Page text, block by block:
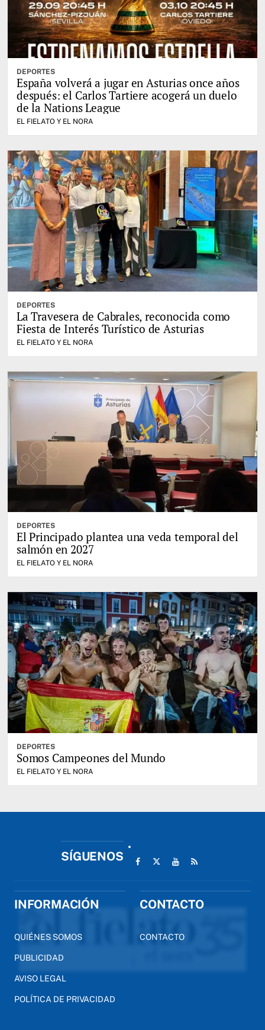
DEPORTES
España volverá a jugar en Asturias once años
después: el Carlos Tartiere acogerá un duelo
de la Nations League
EL FIELATO Y EL NORA
DEPORTES
La Travesera de Cabrales, reconocida como
Fiesta de Interés Turístico de Asturias
EL FIELATO Y EL NORA
DEPORTES
El Principado plantea una veda temporal del
salmón en 2027
EL FIELATO Y EL NORA
DEPORTES
Somos Campeones del Mundo
EL FIELATO Y EL NORA
SÍGUENOS
INFORMACIÓN
QUIÉNES SOMOS
PUBLICIDAD
AVISO LEGAL
POLÍTICA DE PRIVACIDAD
CONTACTO
CONTACTO